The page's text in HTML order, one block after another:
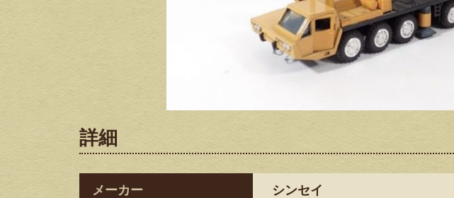
詳細
メーカー シンセイ